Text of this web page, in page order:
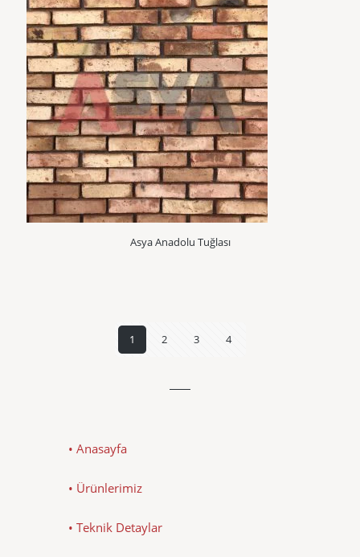
Asya Anadolu Tuğlası
1 2 3 4
• Anasayfa
• Ürünlerimiz
• Teknik Detaylar